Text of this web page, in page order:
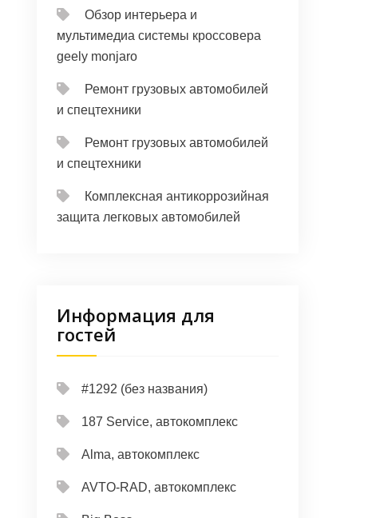
Обзор интерьера и
мультимедиа системы кроссовера
geely monjaro
Ремонт грузовых автомобилей
и спецтехники
Ремонт грузовых автомобилей
и спецтехники
Комплексная антикоррозийная
защита легковых автомобилей
Информация для
гостей
#1292 (без названия)
187 Service, автокомплекс
Alma, автокомплекс
AVTO-RAD, автокомплекс